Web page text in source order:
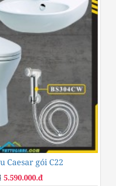
Caesar gói C22
5.590.000.đ